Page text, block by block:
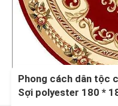
Phong cách dân tộc
Sợi polyester 180 *